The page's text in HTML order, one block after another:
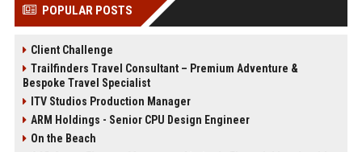
POPULAR POSTS
Client Challenge
Trailfinders Travel Consultant – Premium Adventure &
Bespoke Travel Specialist
ITV Studios Production Manager
ARM Holdings - Senior CPU Design Engineer
On the Beach